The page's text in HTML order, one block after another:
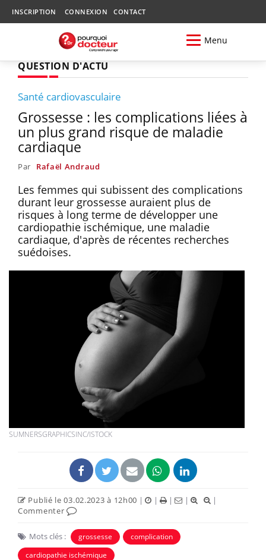
INSCRIPTION CONNEXION CONTACT
Menu
QUESTION D'ACTU
Santé cardiovasculaire
Grossesse : les complications liées à
un plus grand risque de maladie
cardiaque
Par Rafaël Andraud
Les femmes qui subissent des complications
durant leur grossesse auraient plus de
risques à long terme de développer une
cardiopathie ischémique, une maladie
cardiaque, d'après de récentes recherches
suédoises.
SUMNERSGRAPHICSINC/ISTOCK
Publié le 03.02.2023 à 12h00 | | | |
|
Commenter
Mots clés : grossesse
complication
cardiopathie ischémique